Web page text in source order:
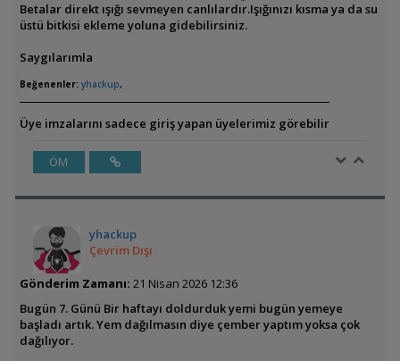
Betalar direkt ışığı sevmeyen canlılardır.Işığınızı kısma ya da su
üstü bitkisi ekleme yoluna gidebilirsiniz.
Saygılarımla
Beğenenler: yhackup,
Üye imzalarını sadece giriş yapan üyelerimiz görebilir
ÖM
yhackup
Çevrim Dışı
Gönderim Zamanı: 21 Nisan 2026 12:36
Bugün 7. Günü Bir haftayı doldurduk yemi bugün yemeye
başladı artık. Yem dağılmasın diye çember yaptım yoksa çok
dağılıyor.